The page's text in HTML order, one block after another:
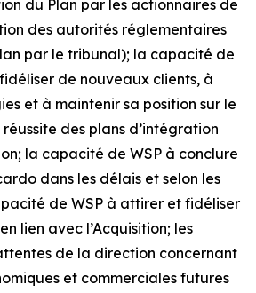
du Plan par les actionnaires de
des autorités réglementaires
par le tribunal); la capacité de
de nouveaux clients, à
et à maintenir sa position sur le
des plans d’intégration
la capacité de WSP à conclure
dans les délais et selon les
de WSP à attirer et fidéliser
lien avec l’Acquisition; les
de la direction concernant
et commerciales futures